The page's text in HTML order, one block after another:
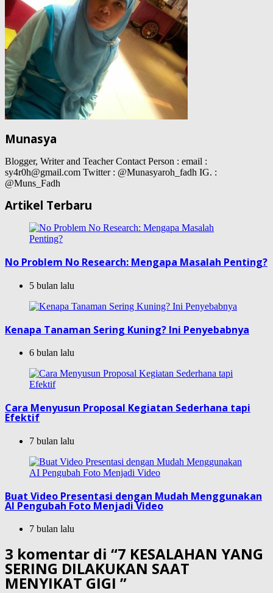
Munasya
Blogger, Writer and Teacher Contact Person : email :
sy4r0h@gmail.com Twitter : @Munasyaroh_fadh IG. :
@Muns_Fadh
Artikel Terbaru
No Problem No Research: Mengapa Masalah Penting?
5 bulan lalu
Kenapa Tanaman Sering Kuning? Ini Penyebabnya
6 bulan lalu
Cara Menyusun Proposal Kegiatan Sederhana tapi
Efektif
7 bulan lalu
Buat Video Presentasi dengan Mudah Menggunakan
AI Pengubah Foto Menjadi Video
7 bulan lalu
3 komentar di “7 KESALAHAN YANG
SERING DILAKUKAN SAAT
MENYIKAT GIGI ”